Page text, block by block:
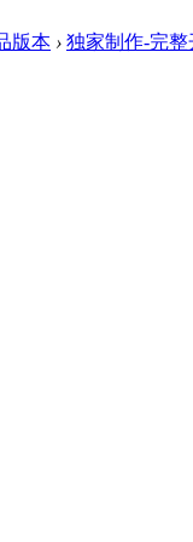
版本 › 独家制作-完